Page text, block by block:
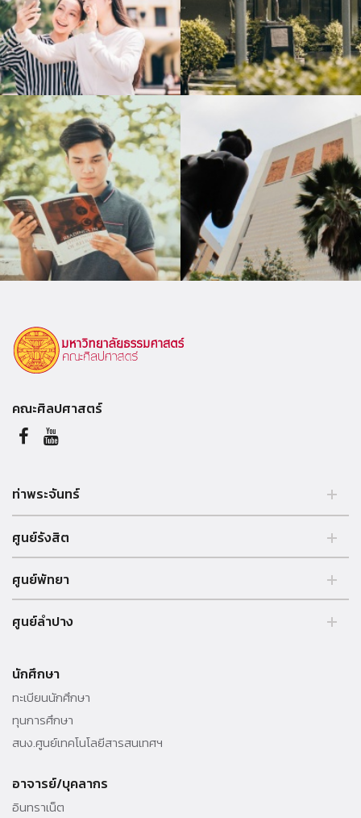
คณะศิลปศาสตร์
ท่าพระจันทร์
2 ถนนพระจันทร์ แขวงพระบรมมหาราชวัง, เขตพระนคร, กรุงเทพฯ
10200, ประเทศไทย. Tel. +66 (0) 2613 3333
ศูนย์รังสิต
Tel. +66 (0) 2613 3333
ศูนย์พัทยา
20150 ประเทศไทย Tel. +66 (0) 3825 9050-55
ศูนย์ลำปาง
ประเทศไทย Tel. +66 (0) 5423-7999 โทรสาร +66 (0) 5423-7999
ต่อ 5119 http://www.lampang.tu.ac.th/
นักศึกษา
ทะเบียนนักศึกษา
ทุนการศึกษา
สนง.ศูนย์เทคโนโลยีสารสนเทศฯ
อาจารย์/บุคลากร
อินทราเน็ต